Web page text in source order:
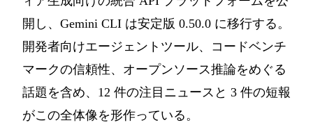
開し、Gemini CLI は安定版 0.50.0 に移行する。
開発者向けエージェントツール、コードベンチ
マークの信頼性、オープンソース推論をめぐる
話題を含め、12 件の注目ニュースと 3 件の短報
がこの全体像を形作っている。